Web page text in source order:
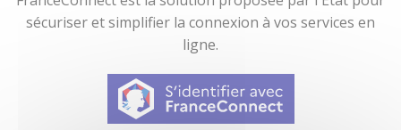
sécuriser et simplifier la connexion à vos services en
ligne.